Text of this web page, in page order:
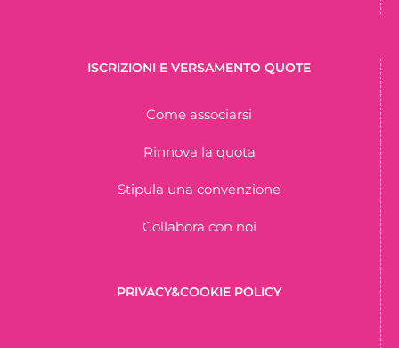
ISCRIZIONI E VERSAMENTO QUOTE
Come associarsi
Rinnova la quota
Stipula una convenzione
Collabora con noi
PRIVACY&COOKIE POLICY